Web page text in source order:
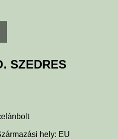
SZEDRES
hely: EU